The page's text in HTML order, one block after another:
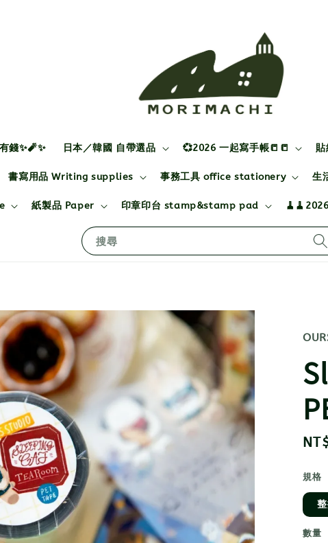
搜尋
錢✨🧨✨ 日本／韓國 自帶選品 💞2026 一起寫手帳📒📒
書寫用品 Writing supplies 事務工具 office stationery 生
紙製品 Paper 印章印台 stamp&stamp pad
規格
數量